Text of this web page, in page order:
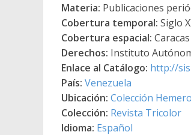
Materia: Publicaciones
Cobertura temporal: Siglo
Cobertura espacial:
Derechos: Instituto
Enlace al Catálogo: http://
País: Venezuela
Ubicación: Colección
Colección: Revista Tricolor
Idioma: Español